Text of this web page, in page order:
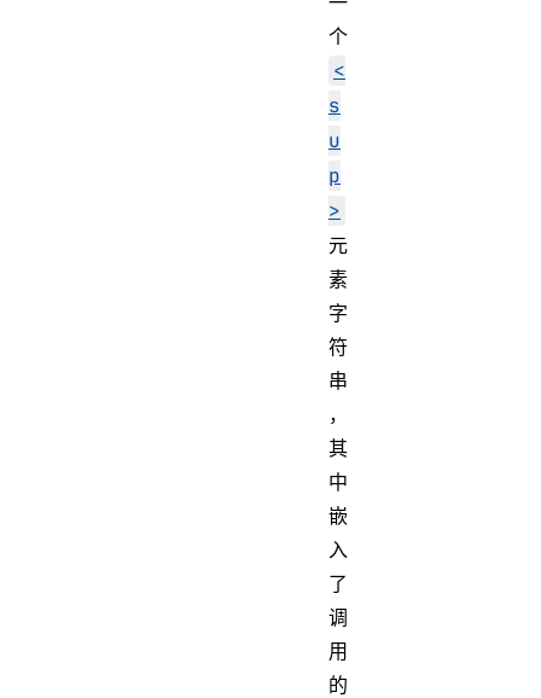
个
<
s
u
p
>
元
素
字
符
串
，
其
中
嵌
入
了
调
用
的